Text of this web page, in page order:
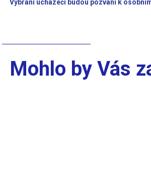
Vybraní uchazeči budou pozváni k
Mohlo by Vás